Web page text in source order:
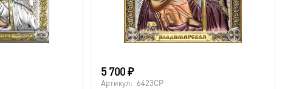
5 700₽
Артикул: 6423CP